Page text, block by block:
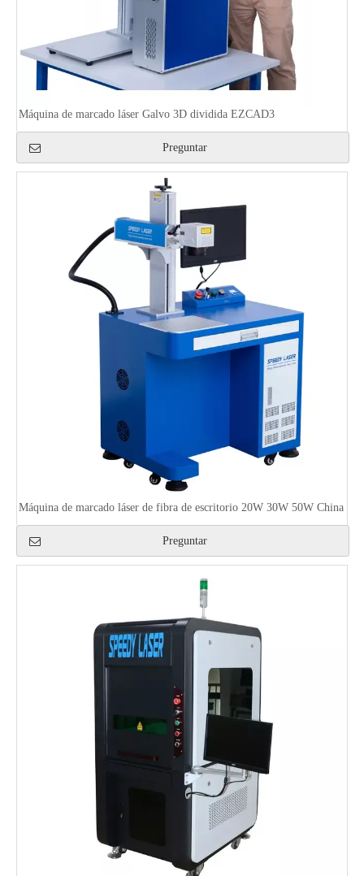
Máquina de marcado láser Galvo 3D dividida EZCAD3
Preguntar
Máquina de marcado láser de fibra de escritorio 20W 30W 50W China
Preguntar